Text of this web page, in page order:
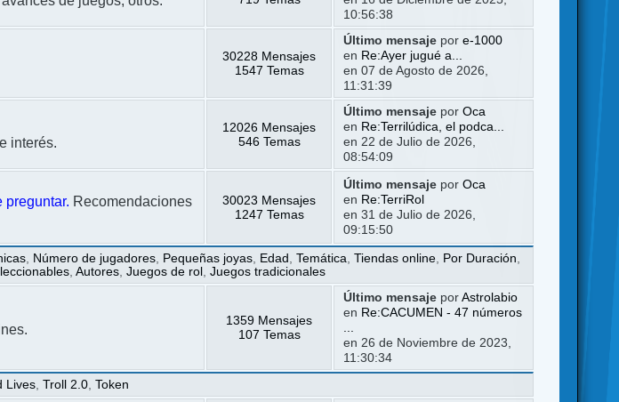
10:56:38
30228 Mensajes
1547 Temas
Último mensajepor e-1000
en Re:Ayer jugué a...
en 07 de Agosto de 2026,
11:31:39
interés.
12026 Mensajes
546 Temas
Último mensajepor Oca
en Re:Terrilúdica, el podca...
en 22 de Julio de 2026,
08:54:09
preguntar. Recomendaciones
30023 Mensajes
1247 Temas
Último mensajepor Oca
en Re:TerriRol
en 31 de Julio de 2026,
09:15:50
Número de jugadores Pequeñas joyas Edad ,Temática ,Tiendas online Por Duración
,Autores ,Juegos de rol ,Juegos tradicionales
1359 Mensajes
107 Temas
Último mensajepor Astrolabio
en Re:CACUMEN - 47 números
en 26 de Noviembre de 2023,
11:30:34
Lives ,Troll 2.0 ,Token